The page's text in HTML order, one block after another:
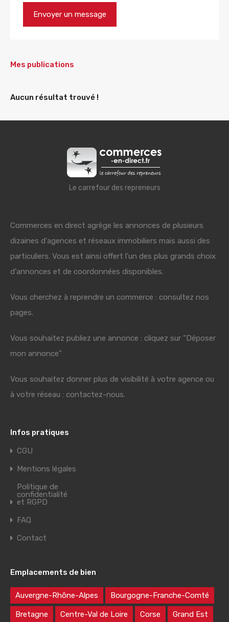
Mes publications
Aucun résultat trouvé !
Le carrefour des repreneurs
Commerces en direct agrège les annonces de plusieurs
dizaines d'agences et réseaux immobiliers mais aussi des
particuliers. Vous est ainsi offert l'un des plus grands choix
d'annonces et de coordonnées disponibles.
Vous cherchez à reprendre un commerce : consultez nos
pages.
Vous souhaitez publiez une annonce : cliquez sur "Déposer
mon annonce"
Vous souhaitez donner plus de visibilité à votre agence ou
à votre réseau : contactez-nous.
Infos pratiques
CGU
Mentions légales
Politique de
confidentialité
et RGPD
FAQ
Contact
Emplacements de bien
Auvergne-Rhône-Alpes Bourgogne-Franche-Comté
Bretagne Centre-Val de Loire Corse Grand Est